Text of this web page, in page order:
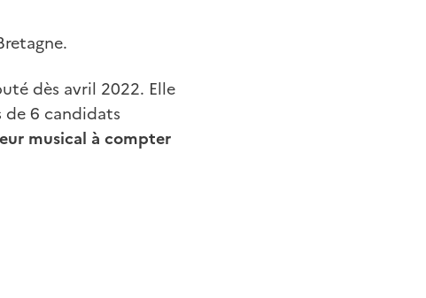
dès avril 2022. Elle
6 candidats
musical à compter